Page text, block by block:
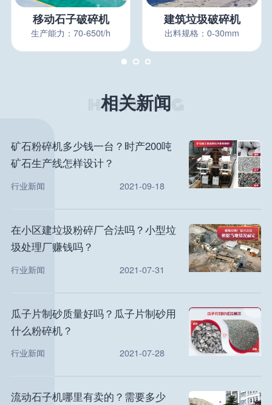
移动石子破碎机
生产能力：70-650t/h
建筑垃圾破碎机
出料规格：0-30mm
相关新闻
矿石粉碎机多少钱一台？时产200吨
矿石生产线怎样设计？
行业新闻 2021-09-18
在小区建垃圾粉碎厂合法吗？小型垃
圾处理厂赚钱吗？
行业新闻 2021-07-31
瓜子片制砂质量好吗？瓜子片制砂用
什么粉碎机？
行业新闻 2021-07-28
流动石子机哪里有卖的？需要多少